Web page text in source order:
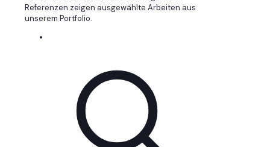
Referenzen zeigen ausgewählte Arbeiten aus
unserem Portfolio.